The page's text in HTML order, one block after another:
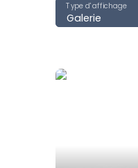
Galerie
Type d'affichage